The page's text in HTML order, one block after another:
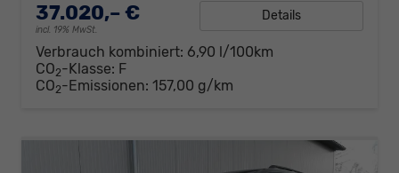
37.020,– €
incl. 19% MwSt.
Details
Verbrauch kombiniert: 6,90 l/100km
CO2-Klasse: F
CO2-Emissionen: 157,00 g/km